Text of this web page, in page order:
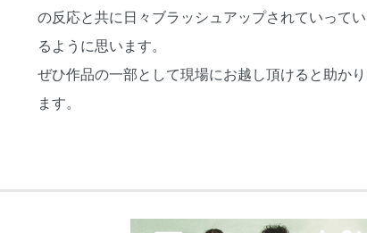
の反応と共に日々ブラッシュアップされていってい
るように思います。
ぜひ作品の一部として現場にお越し頂けると助かり
ます。